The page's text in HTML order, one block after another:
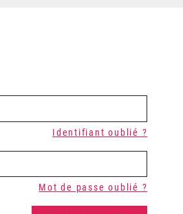
Identifiant oublié ?
Mot de passe oublié ?